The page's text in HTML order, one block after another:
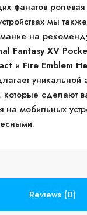
фанатов
мы
на
Fantasy XV
и Fire Emblem
уникальной
которые сделают
на мобильных
Reviews (0)